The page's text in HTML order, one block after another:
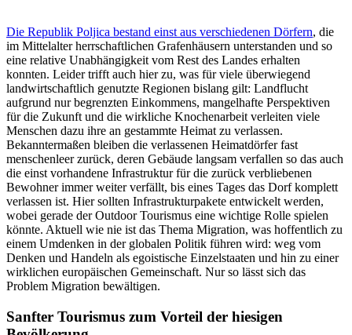
Die Republik Poljica bestand einst aus verschiedenen Dörfern, die
im Mittelalter herrschaftlichen Grafenhäusern unterstanden und so
eine relative Unabhängigkeit vom Rest des Landes erhalten
konnten. Leider trifft auch hier zu, was für viele überwiegend
landwirtschaftlich genutzte Regionen bislang gilt: Landflucht
aufgrund nur begrenzten Einkommens, mangelhafte Perspektiven
für die Zukunft und die wirkliche Knochenarbeit verleiten viele
Menschen dazu ihre an gestammte Heimat zu verlassen.
Bekanntermaßen bleiben die verlassenen Heimatdörfer fast
menschenleer zurück, deren Gebäude langsam verfallen so das auch
die einst vorhandene Infrastruktur für die zurück verbliebenen
Bewohner immer weiter verfällt, bis eines Tages das Dorf komplett
verlassen ist. Hier sollten Infrastrukturpakete entwickelt werden,
wobei gerade der Outdoor Tourismus eine wichtige Rolle spielen
könnte. Aktuell wie nie ist das Thema Migration, was hoffentlich zu
einem Umdenken in der globalen Politik führen wird: weg vom
Denken und Handeln als egoistische Einzelstaaten und hin zu einer
wirklichen europäischen Gemeinschaft. Nur so lässt sich das
Problem Migration bewältigen.
Sanfter Tourismus zum Vorteil der hiesigen